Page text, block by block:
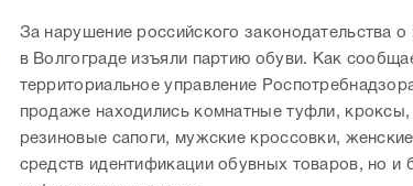
За нарушение российского законодательства
в Волгограде изъяли партию обуви. Как
территориальное управление
продаже находились комнатные туфли, кроксы,
резиновые сапоги, мужские кроссовки,
средств идентификации обувных товаров, но